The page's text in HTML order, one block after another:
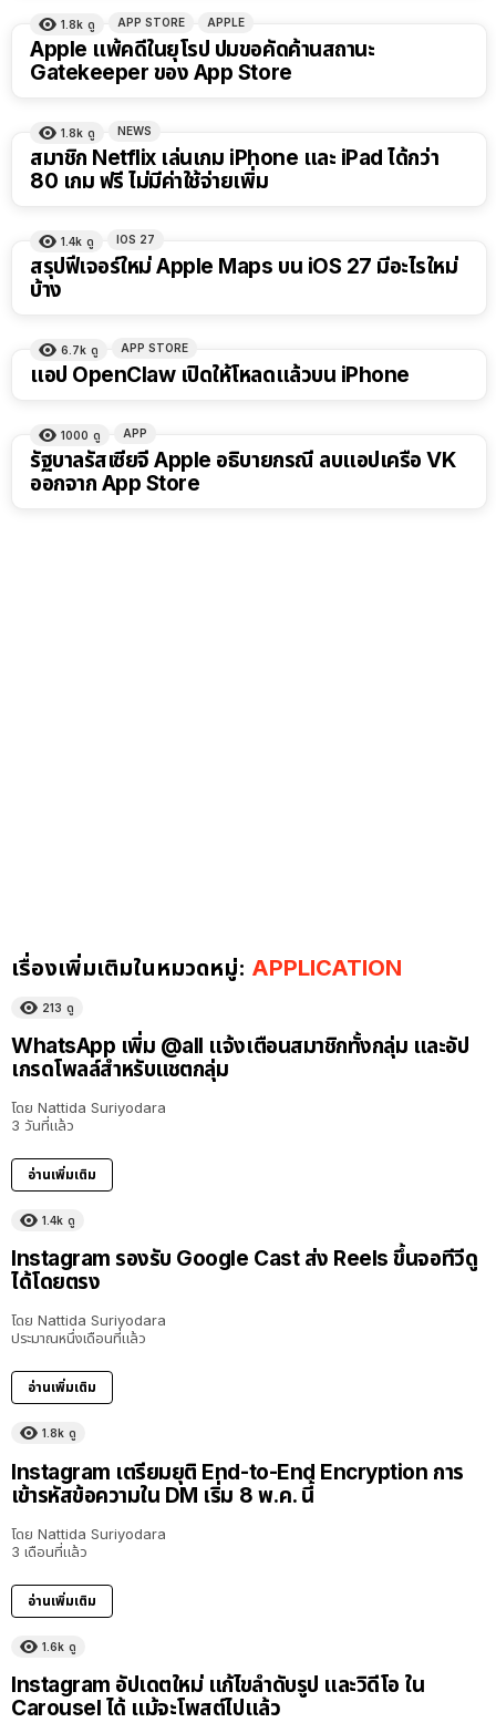
1.8k ดู APP STORE APPLE
Apple แพ้คดีในยุโรป ปมขอคัดค้านสถานะ
Gatekeeper ของ App Store
1.8k ดู NEWS
สมาชิก Netflix เล่นเกม iPhone และ iPad ได้กว่า
80 เกม ฟรี ไม่มีค่าใช้จ่ายเพิ่ม
1.4k ดู IOS 27
สรุปฟีเจอร์ใหม่ Apple Maps บน iOS 27 มีอะไรใหม่
บ้าง
6.7k ดู APP STORE
แอป OpenClaw เปิดให้โหลดแล้วบน iPhone
1000 ดู APP
รัฐบาลรัสเซียจี้ Apple อธิบายกรณี ลบแอปเครือ VK
ออกจาก App Store
เรื่องเพิ่มเติมในหมวดหมู่: APPLICATION
213 ดู
WhatsApp เพิ่ม @all แจ้งเตือนสมาชิกทั้งกลุ่ม และอัป
เกรดโพลล์สำหรับแชตกลุ่ม
โดย Nattida Suriyodara
3 วันที่แล้ว
อ่านเพิ่มเติม
1.4k ดู
Instagram รองรับ Google Cast ส่ง Reels ขึ้นจอทีวีดู
ได้โดยตรง
โดย Nattida Suriyodara
ประมาณหนึ่งเดือนที่แล้ว
อ่านเพิ่มเติม
1.8k ดู
Instagram เตรียมยุติ End-to-End Encryption การ
เข้ารหัสข้อความใน DM เริ่ม 8 พ.ค. นี้
โดย Nattida Suriyodara
3 เดือนที่แล้ว
อ่านเพิ่มเติม
1.6k ดู
Instagram อัปเดตใหม่ แก้ไขลำดับรูป และวิดีโอ ใน
Carousel ได้ แม้จะโพสต์ไปแล้ว